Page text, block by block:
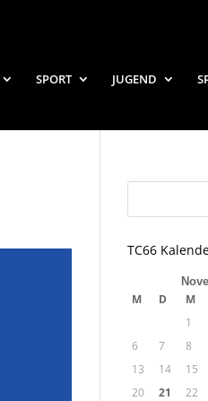
SPORT JUGEND
TC66
M D M
1
6
7 8
13
14 15
20
21 22